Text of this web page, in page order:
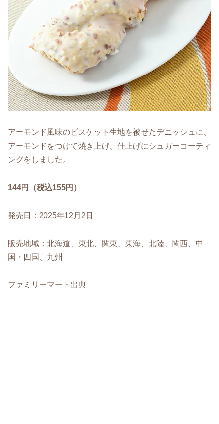
アーモンド風味のビスケット生地を被せたデニッシュに、
アーモンドをつけて焼き上げ、仕上げにシュガーコーティ
ングをしました。
144円（税込155円）
発売日：2025年12月2日
販売地域：北海道、東北、関東、東海、北陸、関西、中
国・四国、九州
ファミリーマート出典